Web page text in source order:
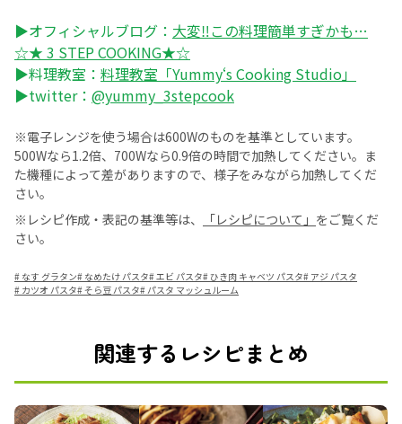
▶オフィシャルブログ： 大変‼この料理簡単すぎかも…
☆★ 3 STEP COOKING★☆
▶料理教室： 料理教室「Yummy‘s Cooking Studio」
▶twitter： @yummy_3stepcook
※電子レンジを使う場合は600Wのものを基準としています。
500Wなら1.2倍、700Wなら0.9倍の時間で加熱してください。ま
た機種によって差がありますので、様子をみながら加熱してくだ
さい。
※レシピ作成・表記の基準等は、
「レシピについて」 をご覧くだ
さい。
# なす グラタン# なめたけ パスタ#エビ パスタ# ひき肉 キャベツ パスタ# アジ パスタ
# カツオ パスタ#そら豆 パスタ#パスタ マッシュルーム
関連するレシピまとめ